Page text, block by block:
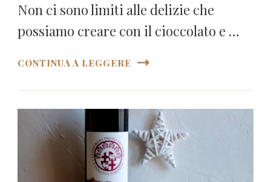
Non ci sono limiti alle delizie che
possiamo creare con il cioccolato e …
CONTINUA A LEGGERE